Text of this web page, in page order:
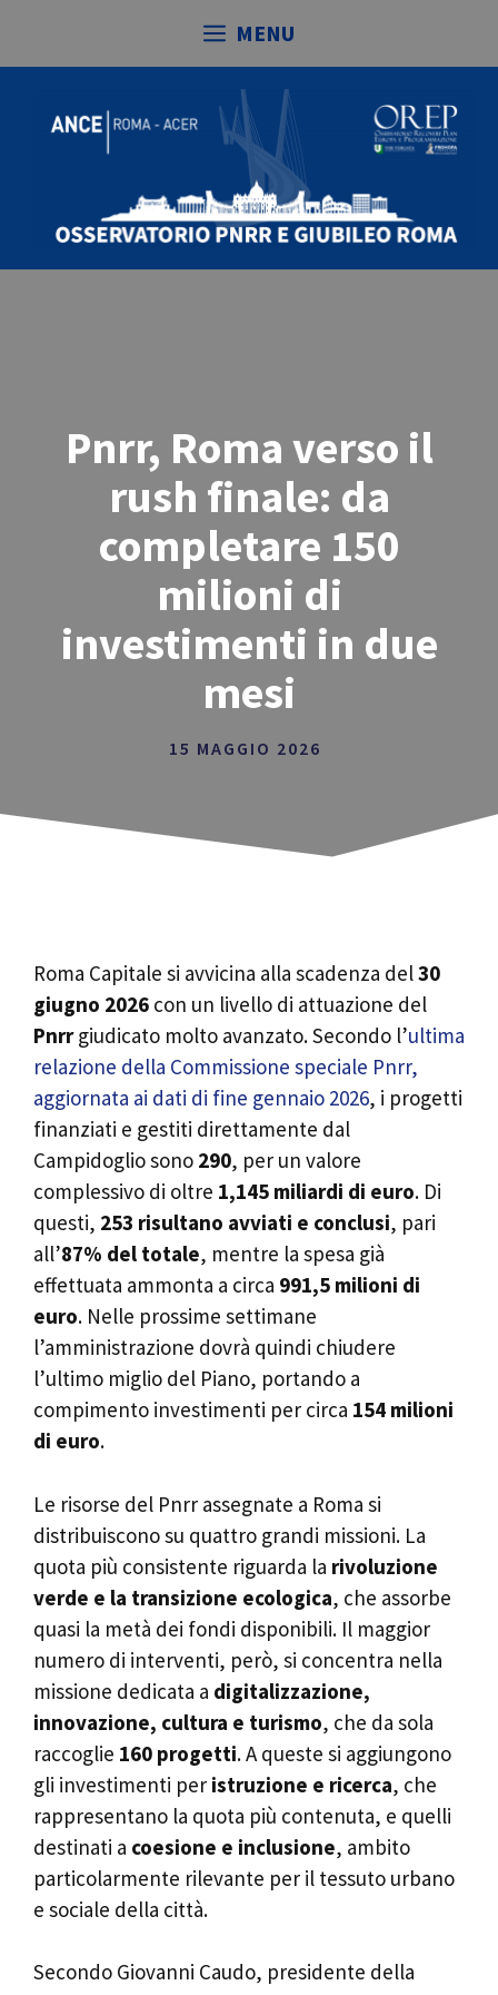
MENU
Pnrr, Roma verso il
rush finale: da
completare 150
milioni di
investimenti in due
mesi
15 MAGGIO 2026
Roma Capitale si avvicina alla scadenza del30
giugno 2026 con un livello di attuazione del
Pnrrgiudicato molto avanzato. Secondo l’ultima
relazione della Commissione speciale Pnrr,
aggiornata ai dati di fine gennaio 2026, i progetti
finanziati e gestiti direttamente dal
Campidoglio sono 290, per un valore
complessivo di oltre 1,145 miliardi di euro. Di
questi, 253 risultano avviati e conclusi, pari
all’87% del totale, mentre la spesa già
effettuata ammonta a circa 991,5 milioni di
euro. Nelle prossime settimane
l’amministrazione dovrà quindi chiudere
l’ultimo miglio del Piano, portando a
compimento investimenti per circa 154 milioni
di euro.
Le risorse del Pnrr assegnate a Roma si
distribuiscono su quattro grandi missioni. La
quota più consistente riguarda la rivoluzione
verde e la transizione ecologica, che assorbe
quasi la metà dei fondi disponibili. Il maggior
numero di interventi, però, si concentra nella
missione dedicata a digitalizzazione,
innovazione, cultura e turismo, che da sola
raccoglie 160 progetti. A queste si aggiungono
gli investimenti per istruzione e ricerca, che
rappresentano la quota più contenuta, e quelli
destinati a coesione e inclusione, ambito
particolarmente rilevante per il tessuto urbano
e sociale della città.
Secondo Giovanni Caudo, presidente della